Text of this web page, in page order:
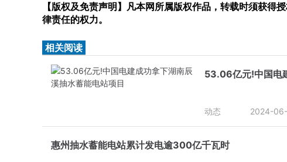
【版权及免责声明】凡本网所属版权作品，转载时须获得
律责任的权力。
相关阅读
53.06亿元!中国电
动态 2024-
惠州抽水蓄能电站累计发电逾300亿千瓦时